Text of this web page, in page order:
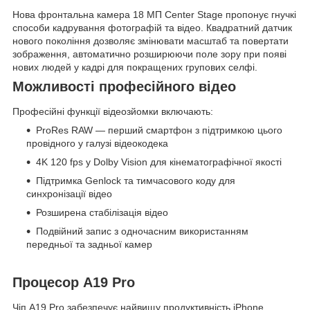
Нова фронтальна камера 18 МП Center Stage пропонує гнучкі
способи кадрування фотографій та відео. Квадратний датчик
нового покоління дозволяє змінювати масштаб та повертати
зображення, автоматично розширюючи поле зору при появі
нових людей у кадрі для покращених групових селфі.
Можливості професійного відео
Професійні функції відеозйомки включають:
ProRes RAW — перший смартфон з підтримкою цього
провідного у галузі відеокодека
4K 120 fps у Dolby Vision для кінематографічної якості
Підтримка Genlock та тимчасового коду для
синхронізації відео
Розширена стабілізація відео
Подвійний запис з одночасним використанням
передньої та задньої камер
Процесор A19 Pro
Чіп A19 Pro забезпечує найвищу продуктивність iPhone,